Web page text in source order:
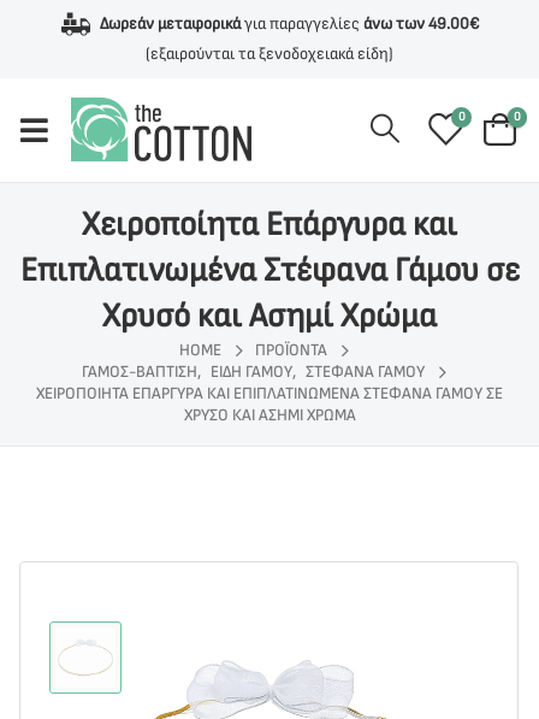
Δωρεάν μεταφορικάγια παραγγελίες άνω των 49.00€
(εξαιρούνται τα ξενοδοχειακά είδη)
0 0
Χειροποίητα Επάργυρα και
Επιπλατινωμένα Στέφανα Γάμου σε
Χρυσό και Ασημί Χρώμα
HOME
ΠΡΟΪΌΝΤΑ
ΓΆΜΟΣ-ΒΆΠΤΙΣΗ, ΕΊΔΗ ΓΆΜΟΥ, ΣΤΈΦΑΝΑ ΓΆΜΟΥ
ΧΕΙΡΟΠΟΊΗΤΑ ΕΠΆΡΓΥΡΑ ΚΑΙ ΕΠΙΠΛΑΤΙΝΩΜΈΝΑ ΣΤΈΦΑΝΑ ΓΆΜΟΥ ΣΕ
ΧΡΥΣΌ ΚΑΙ ΑΣΗΜΊ ΧΡΏΜΑ